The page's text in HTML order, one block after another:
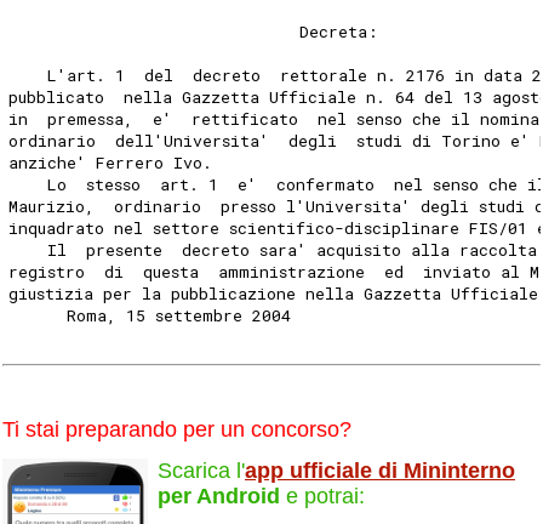
                              Decreta:
L'art. 1  del  decreto  rettorale n. 2176 in data
pubblicato  nella Gazzetta Ufficiale n. 64 del 13
in  premessa,  e'  rettificato  nel senso che il
ordinario  dell'Universita'  degli  studi di Torino e'
anziche' Ferrero Ivo.
Lo  stesso  art. 1  e'  confermato  nel senso che
Maurizio,  ordinario  presso l'Universita' degli studi
inquadrato nel settore scientifico-disciplinare FIS/01
Il  presente  decreto sara' acquisito alla
registro  di  questa  amministrazione  ed  inviato al
giustizia per la pubblicazione nella Gazzetta
      Roma, 15 settembre 2004
Ti stai preparando per un concorso?
Scarica l'app ufficiale di Mininterno
per Android e potrai: